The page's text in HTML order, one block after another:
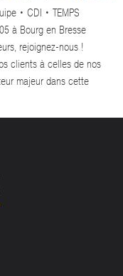
• CDI • TEMPS
à Bourg en Bresse
rejoignez-nous !
clients à celles de nos
majeur dans cette